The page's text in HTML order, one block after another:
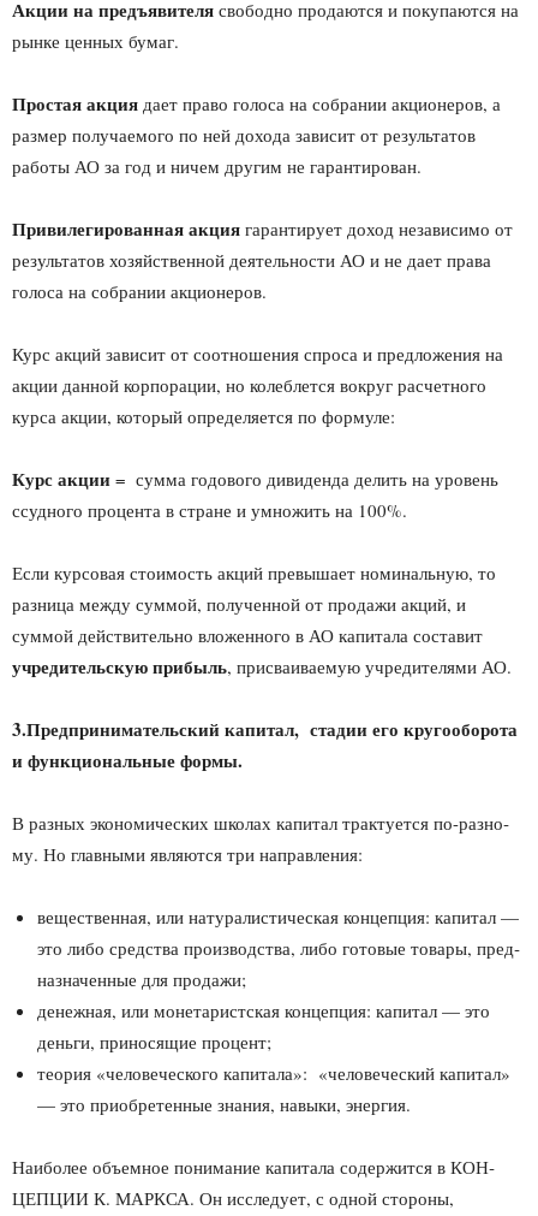
Акции на предъявителя свободно продаются и покупаются на
рынке ценных бумаг.
Простая акция дает право голоса на собрании акционеров, а
размер получаемого по ней дохода зависит от результатов
работы АО за год и ничем другим не гарантирован.
Привилегированная акция гарантирует доход независимо от
ре­зультатов хозяйственной деятельности АО и не дает права
голоса на собрании акционеров.
Курс акций зависит от соотношения спроса и предложения на
акции данной корпорации, но колеблется вокруг расчетного
курса акции, который определяется по формуле:
Курс акции = сумма годового дивиденда делить на уровень
ссудного процента в стране и умножить на 100%.
Если курсовая стоимость акций превышает номинальную, то
разница между суммой, полученной от продажи акций, и
суммой действительно вложенного в АО капитала составит
учредительскую прибыль, присваиваемую учредителями АО.
3.Предпринимательский капитал, стадии его кругооборота
и функциональные формы.
В разных экономических школах капитал трактуется по-разно­
му. Но главными являются три направления:
вещественная, или натуралистическая концепция: ка­питал —
это либо средства производства, либо готовые товары, пред­
назначенные для продажи;
денежная, или монетаристская концепция: капи­тал — это
деньги, приносящие процент;
теория «человеческого капитала»: «человеческий капитал»
— это приобретенные знания, навыки, энергия.
Наиболее объемное понимание капитала содержится в КОН­
ЦЕПЦИИ К. МАРКСА. Он исследует, с одной стороны,